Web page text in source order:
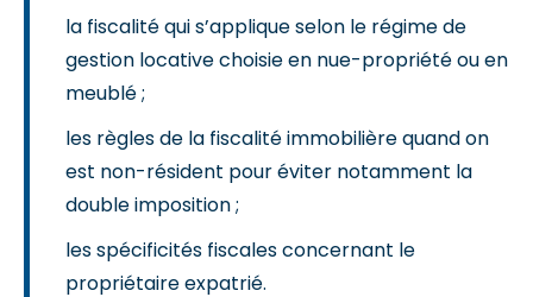
la fiscalité qui s’applique selon le régime de
gestion locative choisie en nue-propriété ou en
meublé ;
les règles de la fiscalité immobilière quand on
est non-résident pour éviter notamment la
double imposition ;
les spécificités fiscales concernant le
propriétaire expatrié.